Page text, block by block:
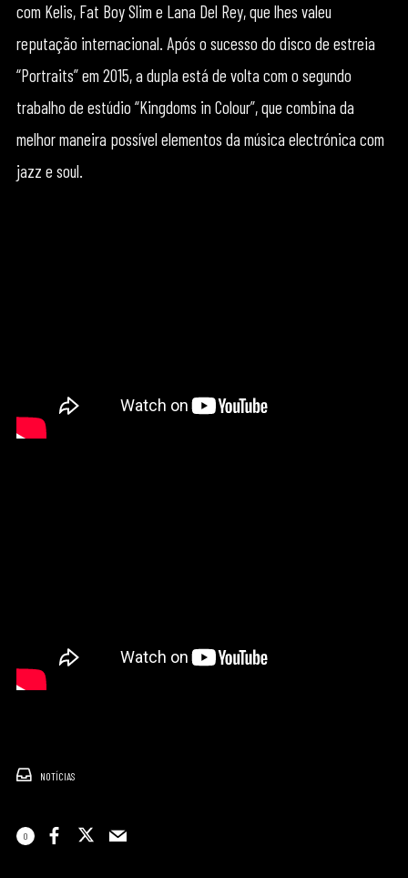
com Kelis, Fat Boy Slim e Lana Del Rey, que lhes valeu
reputação internacional. Após o sucesso do disco de estreia
“Portraits” em 2015, a dupla está de volta com o segundo
trabalho de estúdio “Kingdoms in Colour”, que combina da
melhor maneira possível elementos da música electrónica com
jazz e soul.
NOTÍCIAS
0